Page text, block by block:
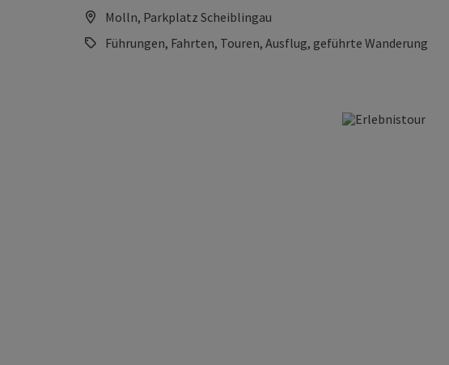
Molln, Parkplatz Scheiblingau
Führungen, Fahrten, Touren, Ausflug, geführte Wanderung